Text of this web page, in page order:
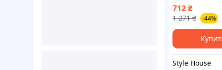
см)
712₴
1 271 ₴ -44%
Style House